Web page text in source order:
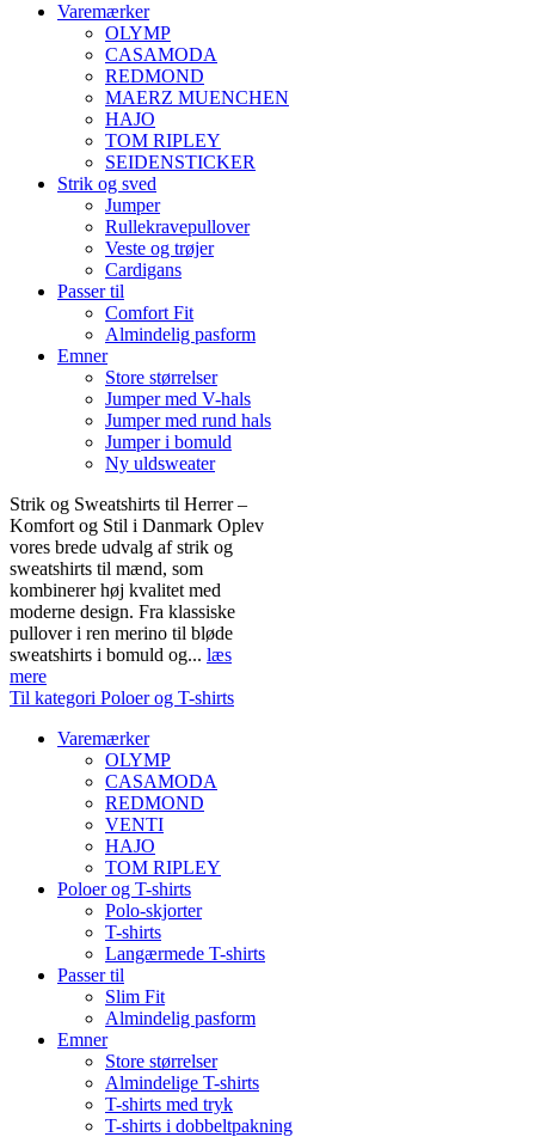
Varemærker
OLYMP
CASAMODA
REDMOND
MAERZ MUENCHEN
HAJO
TOM RIPLEY
SEIDENSTICKER
Strik og sved
Jumper
Rullekravepullover
Veste og trøjer
Cardigans
Passer til
Comfort Fit
Almindelig pasform
Emner
Store størrelser
Jumper med V-hals
Jumper med rund hals
Jumper i bomuld
Ny uldsweater
Strik og Sweatshirts til Herrer –
Komfort og Stil i Danmark Oplev
vores brede udvalg af strik og
sweatshirts til mænd, som
kombinerer høj kvalitet med
moderne design. Fra klassiske
pullover i ren merino til bløde
sweatshirts i bomuld og... læs
mere
Til kategori Poloer og T-shirts
Varemærker
OLYMP
CASAMODA
REDMOND
VENTI
HAJO
TOM RIPLEY
Poloer og T-shirts
Polo-skjorter
T-shirts
Langærmede T-shirts
Passer til
Slim Fit
Almindelig pasform
Emner
Store størrelser
Almindelige T-shirts
T-shirts med tryk
T-shirts i dobbeltpakning